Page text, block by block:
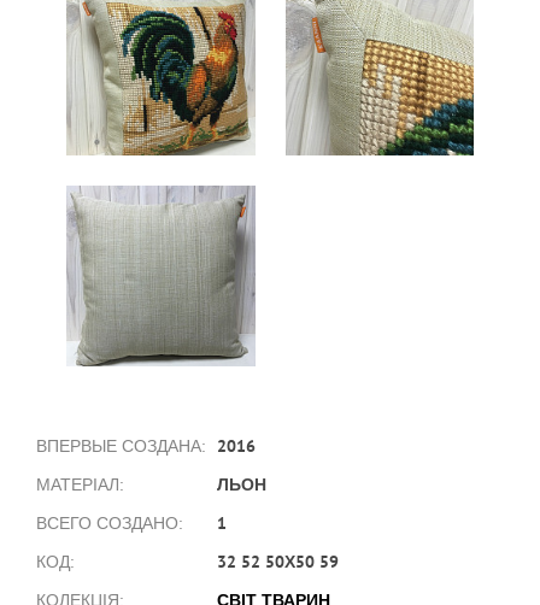
ВПЕРВЫЕ СОЗДАНА: 2016
МАТЕРІАЛ: ЛЬОН
ВСЕГО СОЗДАНО: 1
КОД: 32 52 50Х50 59
КОЛЕКЦІЯ: СВІТ ТВАРИН